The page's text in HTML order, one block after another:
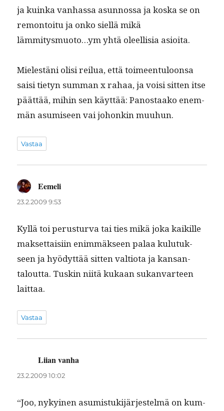
ja kuin­ka van­has­sa asun­nos­sa ja kos­ka se on
remon­toitu ja onko siel­lä mikä
lämmitysmuoto…ym yhtä oleel­lisia asioita.
Mielestäni olisi reilua, että toimeen­tu­loon­sa
saisi tietyn sum­man x rahaa, ja voisi sit­ten itse
päät­tää, mihin sen käyt­tää: Panos­taako enem­
män asumiseen vai johonkin muuhun.
Vastaa
Eemeli
23.2.2009 9:53
Kyl­lä toi perus­tur­va tai ties mikä joka kaikille
mak­set­taisi­in enim­mäk­seen palaa kulu­tuk­
seen ja hyödyt­tää sit­ten val­tio­ta ja kansan­
talout­ta. Tuskin niitä kukaan sukan­var­teen
laittaa.
Vastaa
Liian vanha
23.2.2009 10:02
“Joo, nykyi­nen asum­is­tuk­i­jär­jestelmä on kum­